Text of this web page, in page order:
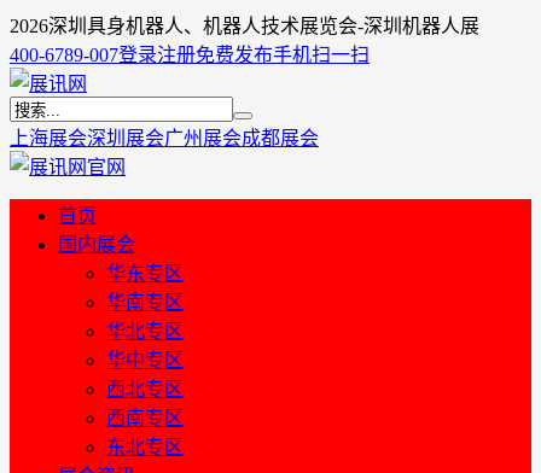
2026深圳具身机器人、机器人技术展览会-深圳机器人展
400-6789-007登录注册免费发布手机扫一扫
上海展会深圳展会广州展会成都展会
首页
国内展会
华东专区
华南专区
华北专区
华中专区
西北专区
西南专区
东北专区